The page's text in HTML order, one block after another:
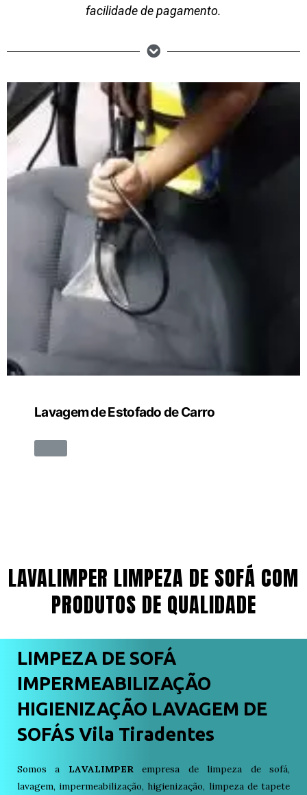
facilidade de pagamento.
Lavagem de Estofado de Carro
LAVALIMPER LIMPEZA DE SOFÁ COM
PRODUTOS DE QUALIDADE
LIMPEZA DE SOFÁ
IMPERMEABILIZAÇÃO
HIGIENIZAÇÃO LAVAGEM DE
SOFÁS Vila Tiradentes
Somos a LAVALIMPERempresa de limpeza de sofá,
lavagem, impermeabilização, higienização, limpeza de tapete